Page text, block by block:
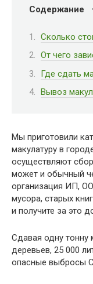
Содержание
Сколько
От чего
Где сдать
Вывоз
Мы приготовили
макулатуру в
осуществляют
может и обычный
организация ИП,
мусора, старых
и получите за это
Сдавая одну тонну
деревьев, 25 000
опасные выбросы